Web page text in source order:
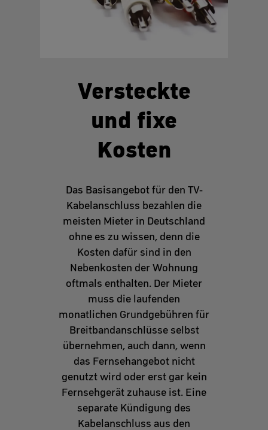
Versteckte
und fixe
Kosten
Das Basisangebot für den TV-
Kabelanschluss bezahlen die
meisten Mieter in Deutschland
ohne es zu wissen, denn die
Kosten dafür sind in den
Nebenkosten der Wohnung
oftmals enthalten. Der Mieter
muss die laufenden
monatlichen Grundgebühren für
Breitbandanschlüsse selbst
übernehmen, auch dann, wenn
das Fernsehangebot nicht
genutzt wird oder erst gar kein
Fernsehgerät zuhause ist. Eine
separate Kündigung des
Kabelanschluss aus den